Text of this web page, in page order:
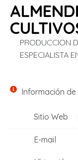
PRODUCCION
ESPECIALISTA
Información
Sitio Web
E-mail